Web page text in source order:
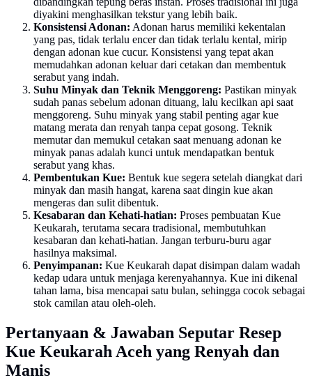
diyakini menghasilkan tekstur yang lebih baik.
Konsistensi Adonan: Adonan harus memiliki kekentalan
yang pas, tidak terlalu encer dan tidak terlalu kental, mirip
dengan adonan kue cucur. Konsistensi yang tepat akan
memudahkan adonan keluar dari cetakan dan membentuk
serabut yang indah.
Suhu Minyak dan Teknik Menggoreng: Pastikan minyak
sudah panas sebelum adonan dituang, lalu kecilkan api saat
menggoreng. Suhu minyak yang stabil penting agar kue
matang merata dan renyah tanpa cepat gosong. Teknik
memutar dan memukul cetakan saat menuang adonan ke
minyak panas adalah kunci untuk mendapatkan bentuk
serabut yang khas.
Pembentukan Kue: Bentuk kue segera setelah diangkat dari
minyak dan masih hangat, karena saat dingin kue akan
mengeras dan sulit dibentuk.
Kesabaran dan Kehati-hatian: Proses pembuatan Kue
Keukarah, terutama secara tradisional, membutuhkan
kesabaran dan kehati-hatian. Jangan terburu-buru agar
hasilnya maksimal.
Penyimpanan: Kue Keukarah dapat disimpan dalam wadah
kedap udara untuk menjaga kerenyahannya. Kue ini dikenal
tahan lama, bisa mencapai satu bulan, sehingga cocok sebagai
stok camilan atau oleh-oleh.
Pertanyaan & Jawaban Seputar Resep
Kue Keukarah Aceh yang Renyah dan
Manis